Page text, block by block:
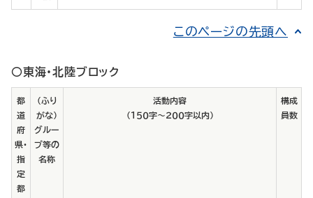
このページの先頭へ
○東海・北陸ブロック
都
道
府
県・
指
定
都
（ふり
がな）
グルー
プ等の
名称
活動内容
（１５０字～２００字以内）
構成
員数